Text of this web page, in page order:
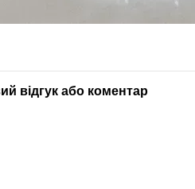
відгук або коментар